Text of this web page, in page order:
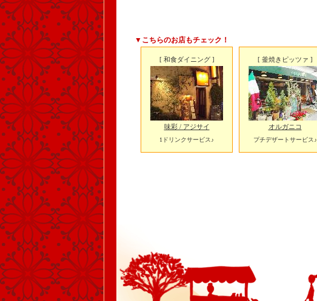
▼こちらのお店もチェック！
[ 和食ダイニング ]
味彩 / アジサイ
1ドリンクサービス♪
[ 釜焼きピッツァ ]
オルガニコ
プチデザートサービス♪